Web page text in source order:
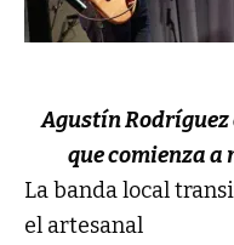
Agustín Rodríguez
que comienza a
La banda local
el artesanal